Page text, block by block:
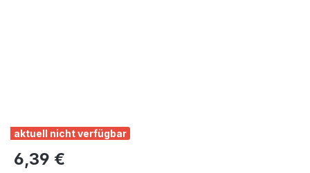
aktuell nicht verfügbar
Regulärer Preis:
6,39 €